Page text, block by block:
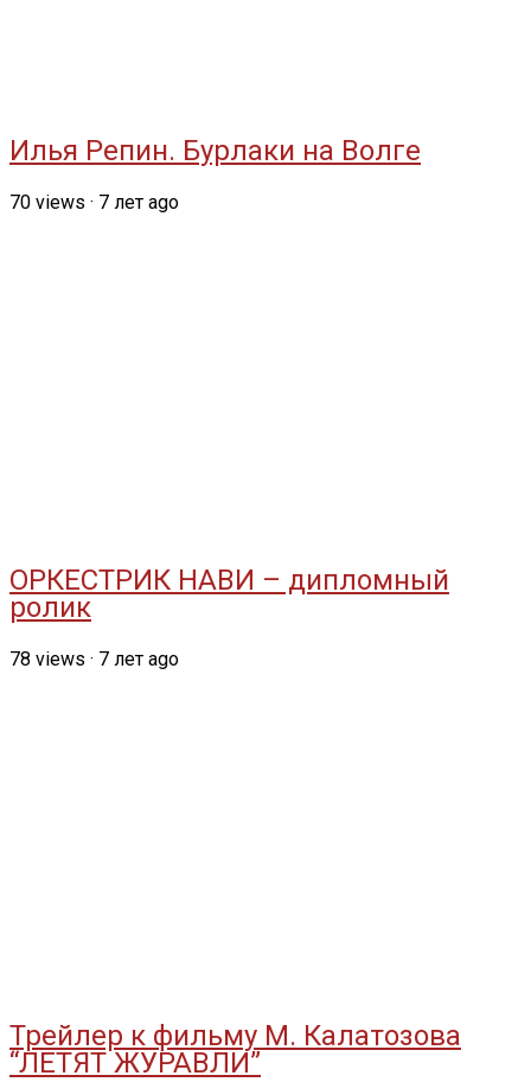
Илья Репин. Бурлаки на Волге
70 views · 7 лет ago
ОРКЕСТРИК НАВИ – дипломный
ролик
78 views · 7 лет ago
Трейлер к фильму М. Калатозова
“ЛЕТЯТ ЖУРАВЛИ”